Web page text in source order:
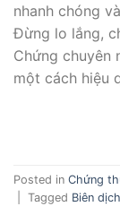
nhanh chóng
Đừng lo lắng,
Chứng chuyên
một cách hiệu
Posted in Chứng
Tagged Biên dịch